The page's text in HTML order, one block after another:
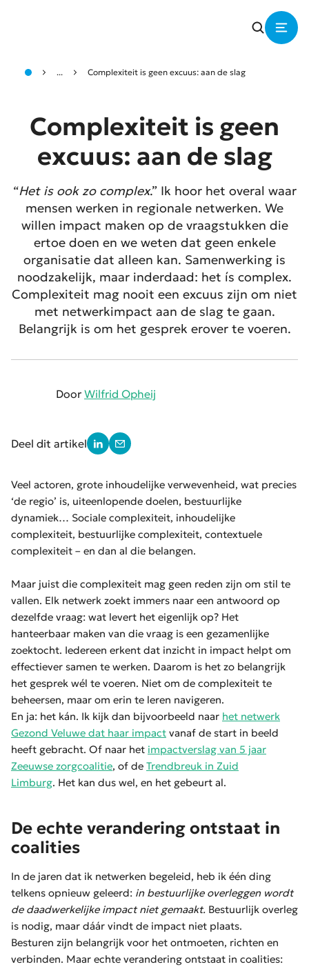
... Complexiteit is geen excuus: aan de slag
Complexiteit is geen
excuus: aan de slag
“Het is ook zo complex.” Ik hoor het overal waar
mensen werken in regionale netwerken. We
willen impact maken op de vraagstukken die
ertoe doen en we weten dat geen enkele
organisatie dat alleen kan. Samenwerking is
noodzakelijk, maar inderdaad: het ís complex.
Complexiteit mag nooit een excuus zijn om niet
met netwerkimpact aan de slag te gaan.
Belangrijk is om het gesprek erover te voeren.
Door Wilfrid Opheij
Deel dit artikel
Veel actoren, grote inhoudelijke verwevenheid, wat precies
‘de regio’ is, uiteenlopende doelen, bestuurlijke
dynamiek… Sociale complexiteit, inhoudelijke
complexiteit, bestuurlijke complexiteit, contextuele
complexiteit – en dan al die belangen.
Maar juist die complexiteit mag geen reden zijn om stil te
vallen. Elk netwerk zoekt immers naar een antwoord op
dezelfde vraag: wat levert het eigenlijk op? Het
hanteerbaar maken van die vraag is een gezamenlijke
zoektocht. Iedereen erkent dat inzicht in impact helpt om
effectiever samen te werken. Daarom is het zo belangrijk
het gesprek wél te voeren. Niet om de complexiteit te
beheersen, maar om erin te leren navigeren.
En ja: het kán. Ik kijk dan bijvoorbeeld naar het netwerk
Gezond Veluwe dat haar impact vanaf de start in beeld
heeft gebracht. Of naar het impactverslag van 5 jaar
Zeeuwse zorgcoalitie, of de Trendbreuk in Zuid
Limburg. Het kan dus wel, en het gebeurt al.
De echte verandering ontstaat in
coalities
In de jaren dat ik netwerken begeleid, heb ik één ding
telkens opnieuw geleerd: in bestuurlijke overleggen wordt
de daadwerkelijke impact niet gemaakt. Bestuurlijk overleg
is nodig, maar dáár vindt de impact niet plaats.
Besturen zijn belangrijk voor het ontmoeten, richten en
verbinden. Maar echte verandering ontstaat in coalities: